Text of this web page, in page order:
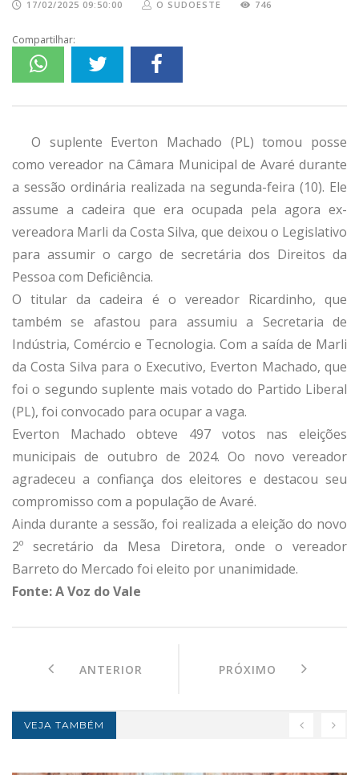
17/02/2025 09:50:00 O SUDOESTE 746
Compartilhar:
O suplente Everton Machado (PL) tomou posse
como vereador na Câmara Municipal de Avaré durante
a sessão ordinária realizada na segunda-feira (10). Ele
assume a cadeira que era ocupada pela agora ex-
vereadora Marli da Costa Silva, que deixou o Legislativo
para assumir o cargo de secretária dos Direitos da
Pessoa com Deficiência.
O titular da cadeira é o vereador Ricardinho, que
também se afastou para assumiu a Secretaria de
Indústria, Comércio e Tecnologia. Com a saída de Marli
da Costa Silva para o Executivo, Everton Machado, que
foi o segundo suplente mais votado do Partido Liberal
(PL), foi convocado para ocupar a vaga.
Everton Machado obteve 497 votos nas eleições
municipais de outubro de 2024. Oo novo vereador
agradeceu a confiança dos eleitores e destacou seu
compromisso com a população de Avaré.
Ainda durante a sessão, foi realizada a eleição do novo
2º secretário da Mesa Diretora, onde o vereador
Barreto do Mercado foi eleito por unanimidade.
Fonte: A Voz do Vale
ANTERIOR PRÓXIMO
VEJA TAMBÉM